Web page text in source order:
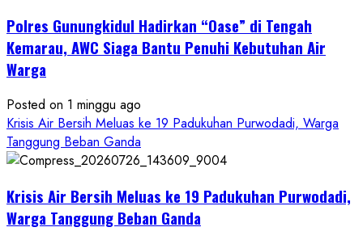
Masuk
Kerja
Seret
Oknum
Wartawan
Polres Gunungkidul Hadirkan “Oase” di Tengah
Kemarau, AWC Siaga Bantu Penuhi Kebutuhan Air
Warga
Posted on 1 minggu ago
Krisis Air Bersih Meluas ke 19 Padukuhan Purwodadi, Warga
Tanggung Beban Ganda
Krisis Air Bersih Meluas ke 19 Padukuhan Purwodadi,
Warga Tanggung Beban Ganda